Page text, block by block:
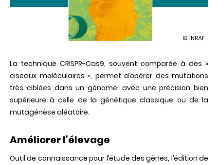
illustration
génétique
animaux
à
l’épreuve
de
© INRAE
La technique CRISPR-Cas9, souvent comparée à des «
ciseaux moléculaires », permet d’opérer des mutations
très ciblées dans un génome, avec une précision bien
supérieure à celle de la génétique classique ou de la
mutagénèse aléatoire.
Améliorer l’élevage
Outil de connaissance pour l’étude des gènes, l’édition de